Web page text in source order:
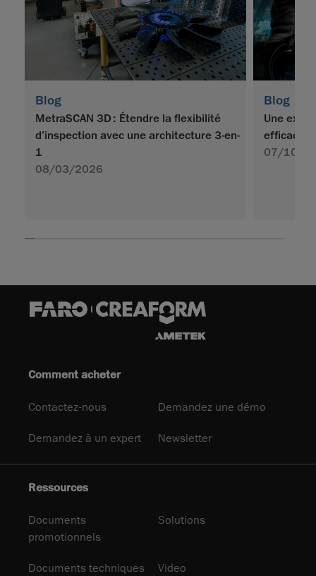
Blog
MetraSCAN 3D : Étendre la flexibilité
d’inspection avec une architecture 3-en-
1
08/03/2026
Blog
Une
efficace
07/10/
Comment acheter
Contactez-nous Demandez une démo
Demandez à un expert Newsletter
Ressources
Documents
promotionnels
Solutions
Documents techniques Video